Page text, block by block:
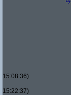
15:08:36)
15:22:37)